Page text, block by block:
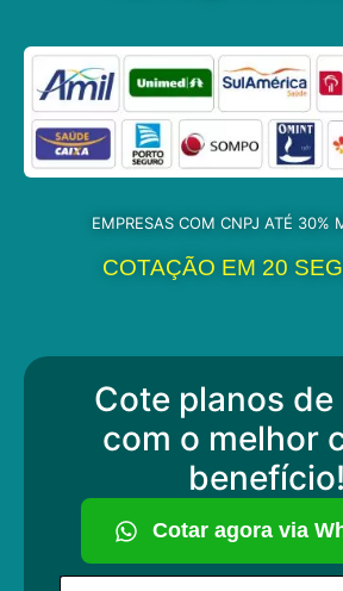
EMPRESAS COM CNPJ ATÉ 30%
COTAÇÃO EM 20
Cote planos de
com o melhor
benefício!
Cotar agora via